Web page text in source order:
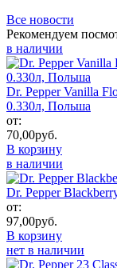
Все новости
Рекомендуем
в наличии
Dr. Pepper Vanilla
0.330л, Польша
от:
70,00руб.
В корзину
в наличии
Dr. Pepper
от:
97,00руб.
В корзину
нет в наличии